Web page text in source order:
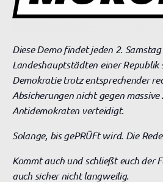
Diese Demo findet jeden 2.
Landeshauptstädten einer
Demokratie trotz entsprechender
Absicherungen nicht gegen
Antidemokraten verteidigt.
Solange, bis gePRÜFt wird. Die
Kommt auch und schließt euch der
auch sicher nicht langweilig.